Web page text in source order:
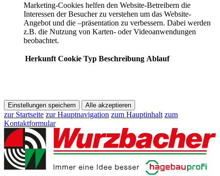
Marketing-Cookies helfen den Website-Betreibern die
Interessen der Besucher zu verstehen um das Website-
Angebot und die –präsentation zu verbessern. Dabei werden
z.B. die Nutzung von Karten- oder Videoanwendungen
beobachtet.
Herkunft Cookie Typ Beschreibung Ablauf
Einstellungen speichern Alle akzeptieren
zur Startseite zur Hauptnavigation zum Hauptinhalt zum
Kontaktformular